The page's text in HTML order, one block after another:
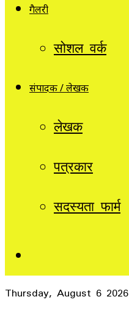
गैलरी
सोशल वर्क
संपादक / लेखक
लेखक
पत्रकार
सदस्यता फार्म
Thursday, August 6 2026